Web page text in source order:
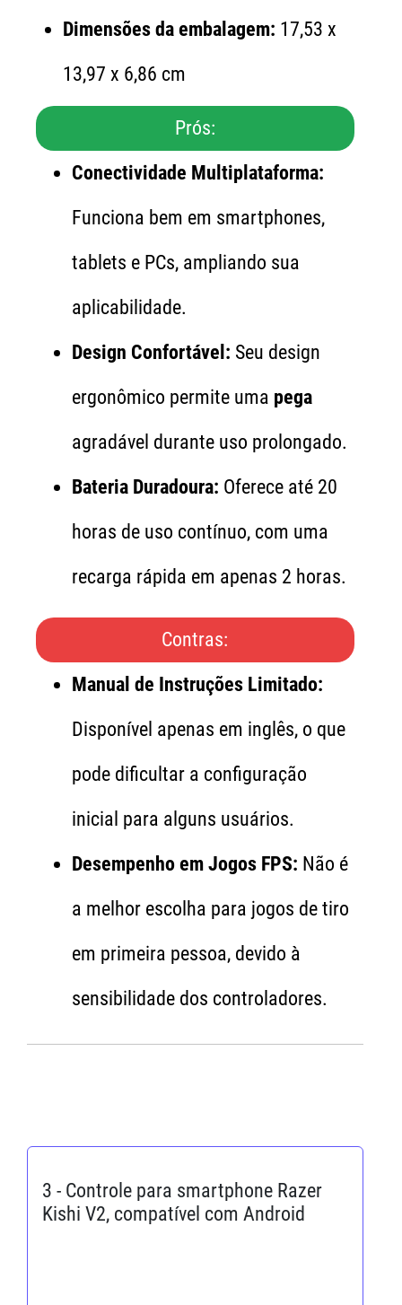
Dimensões da embalagem: 17,53 x
13,97 x 6,86 cm
Prós:
Conectividade Multiplataforma:
Funciona bem em smartphones,
tablets e PCs, ampliando sua
aplicabilidade.
Design Confortável: Seu design
ergonômico permite uma pega
agradável durante uso prolongado.
Bateria Duradoura: Oferece até 20
horas de uso contínuo, com uma
recarga rápida em apenas 2 horas.
Contras:
Manual de Instruções Limitado:
Disponível apenas em inglês, o que
pode dificultar a configuração
inicial para alguns usuários.
Desempenho em Jogos FPS: Não é
a melhor escolha para jogos de tiro
em primeira pessoa, devido à
sensibilidade dos controladores.
3 - Controle para smartphone Razer
Kishi V2, compatível com Android